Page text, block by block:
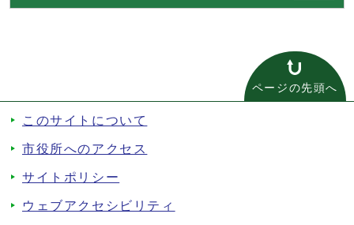
ページの先頭へ
このサイトについて
市役所へのアクセス
サイトポリシー
ウェブアクセシビリティ